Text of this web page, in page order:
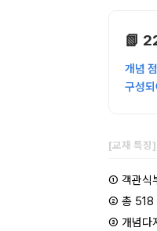
📗
개념
구성
[교재 특징
① 객관식
② 총 518
③ 개념다